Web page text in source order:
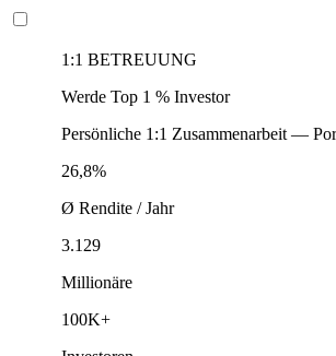
1:1 BETREUUNG
Werde Top 1 % Investor
Persönliche 1:1 Zusammenarbeit —
26,8%
Ø Rendite / Jahr
3.129
Millionäre
100K+